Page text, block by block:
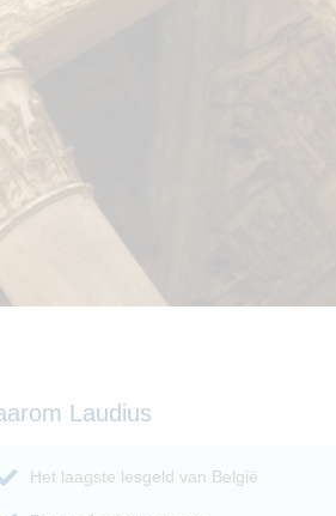
Laudius
Het laagste lesgeld van België